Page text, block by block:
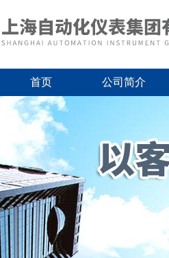
首页 公司简介